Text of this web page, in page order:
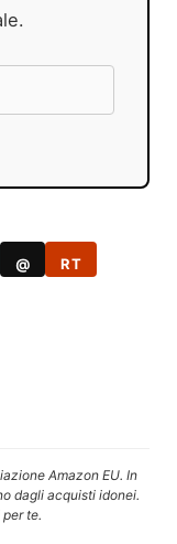
@ RT
Amazon EU. In
dagli acquisti idonei.
te.